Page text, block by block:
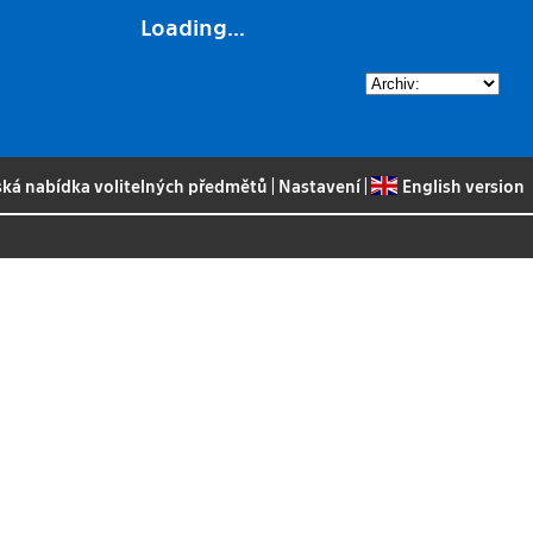
Loading...
nabídka volitelných předmětů Nastavení| English version